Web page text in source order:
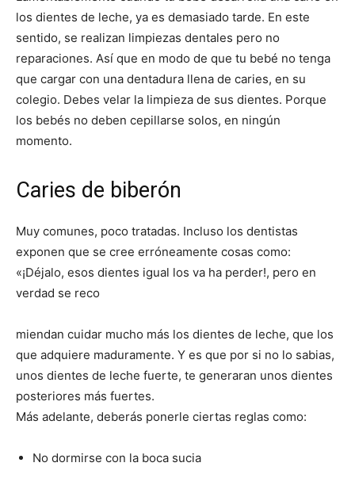
los dientes de leche, ya es demasiado tarde. En este
sentido, se realizan limpiezas dentales pero no
reparaciones. Así que en modo de que tu bebé no tenga
que cargar con una dentadura llena de caries, en su
colegio. Debes velar la limpieza de sus dientes. Porque
los bebés no deben cepillarse solos, en ningún
momento.
Caries de biberón
Muy comunes, poco tratadas. Incluso los dentistas
exponen que se cree erróneamente cosas como:
«¡Déjalo, esos dientes igual los va ha perder!, pero en
verdad se reco
miendan cuidar mucho más los dientes de leche, que los
que adquiere maduramente. Y es que por si no lo sabias,
unos dientes de leche fuerte, te generaran unos dientes
posteriores más fuertes.
Más adelante, deberás ponerle ciertas reglas como:
No dormirse con la boca sucia